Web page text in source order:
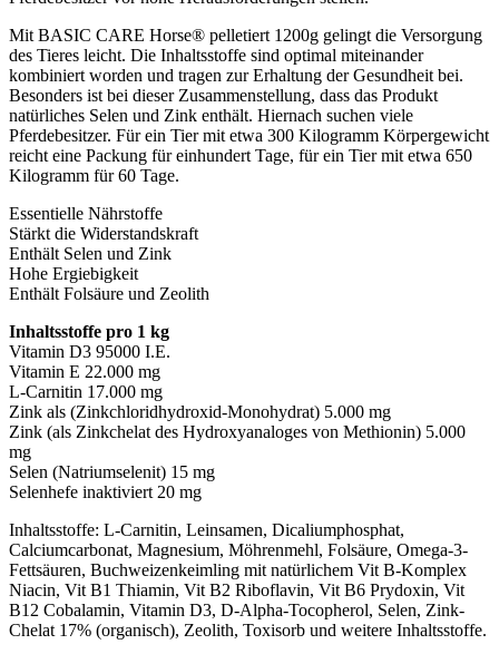
Mit BASIC CARE Horse® pelletiert 1200g gelingt die Versorgung
des Tieres leicht. Die Inhaltsstoffe sind optimal miteinander
kombiniert worden und tragen zur Erhaltung der Gesundheit bei.
Besonders ist bei dieser Zusammenstellung, dass das Produkt
natürliches Selen und Zink enthält. Hiernach suchen viele
Pferdebesitzer. Für ein Tier mit etwa 300 Kilogramm Körpergewicht
reicht eine Packung für einhundert Tage, für ein Tier mit etwa 650
Kilogramm für 60 Tage.
Essentielle Nährstoffe
Stärkt die Widerstandskraft
Enthält Selen und Zink
Hohe Ergiebigkeit
Enthält Folsäure und Zeolith
Inhaltsstoffe pro 1 kg
Vitamin D3 95000 I.E.
Vitamin E 22.000 mg
L-Carnitin 17.000 mg
Zink als (Zinkchloridhydroxid-Monohydrat) 5.000 mg
Zink (als Zinkchelat des Hydroxyanaloges von Methionin) 5.000
mg
Selen (Natriumselenit) 15 mg
Selenhefe inaktiviert 20 mg
Inhaltsstoffe: L-Carnitin, Leinsamen, Dicaliumphosphat,
Calciumcarbonat, Magnesium, Möhrenmehl, Folsäure, Omega-3-
Fettsäuren, Buchweizenkeimling mit natürlichem Vit B-Komplex
Niacin, Vit B1 Thiamin, Vit B2 Riboflavin, Vit B6 Prydoxin, Vit
B12 Cobalamin, Vitamin D3, D-Alpha-Tocopherol, Selen, Zink-
Chelat 17% (organisch), Zeolith, Toxisorb und weitere Inhaltsstoffe.